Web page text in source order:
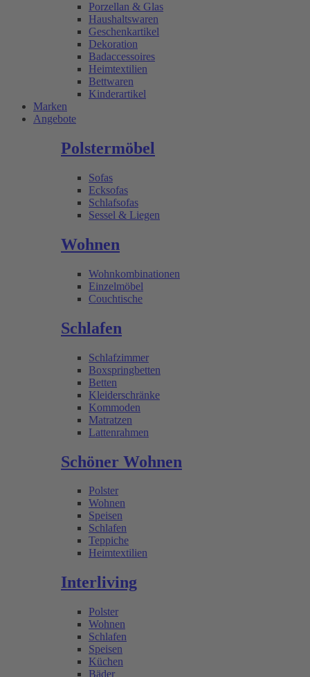
Porzellan & Glas
Haushaltswaren
Geschenkartikel
Dekoration
Badaccessoires
Heimtextilien
Bettwaren
Kinderartikel
Marken
Angebote
Polstermöbel
Sofas
Ecksofas
Schlafsofas
Sessel & Liegen
Wohnen
Wohnkombinationen
Einzelmöbel
Couchtische
Schlafen
Schlafzimmer
Boxspringbetten
Betten
Kleiderschränke
Kommoden
Matratzen
Lattenrahmen
Schöner Wohnen
Polster
Wohnen
Speisen
Schlafen
Teppiche
Heimtextilien
Interliving
Polster
Wohnen
Schlafen
Speisen
Küchen
Bäder